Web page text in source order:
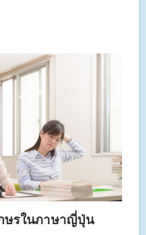
ษรในภาษาญี่ปุ่น